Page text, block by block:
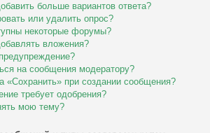
больше вариантов ответа?
или удалить опрос?
некоторые форумы?
вложения?
на сообщения модератору?
«Сохранить» при создании сообщения?
требует одобрения?
мою тему?